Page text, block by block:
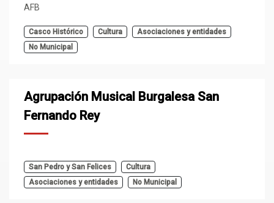
AFB
Casco Histórico Cultura
Asociaciones y entidades
No Municipal
Agrupación Musical Burgalesa San
Fernando Rey
San Pedro y San Felices
Cultura
Asociaciones y entidades
No Municipal